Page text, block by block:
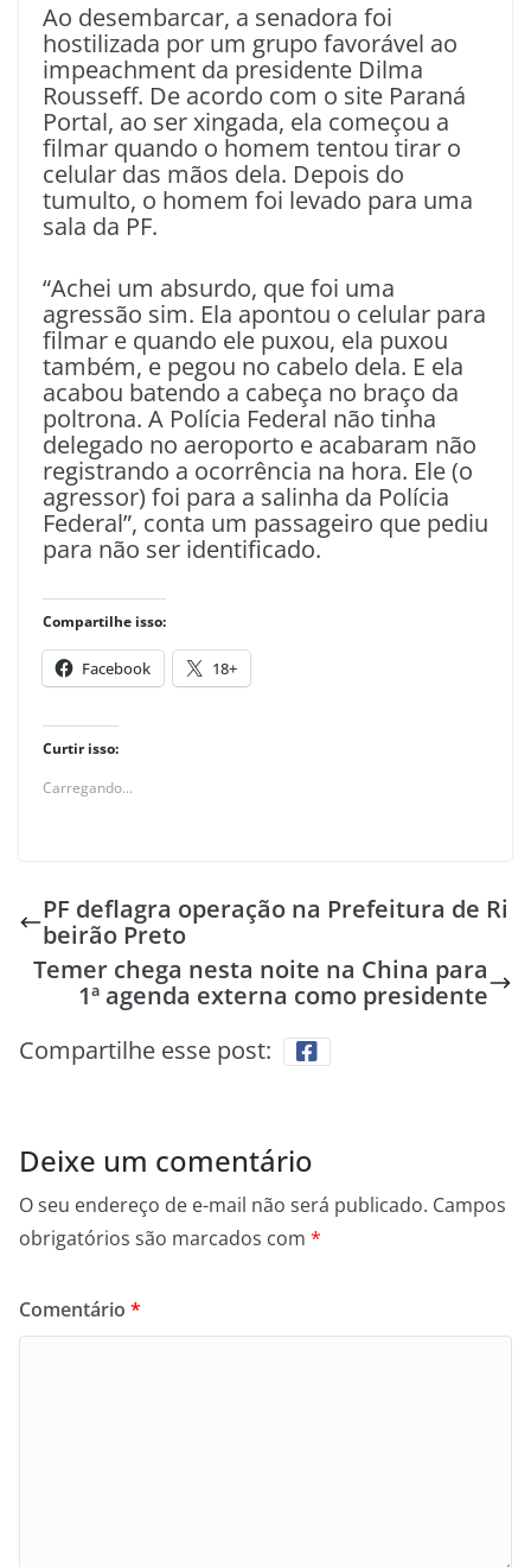
Ao desembarcar, a senadora foi
hostilizada por um grupo favorável ao
impeachment da presidente Dilma
Rousseff. De acordo com o site Paraná
Portal, ao ser xingada, ela começou a
filmar quando o homem tentou tirar o
celular das mãos dela. Depois do
tumulto, o homem foi levado para uma
sala da PF.
“Achei um absurdo, que foi uma
agressão sim. Ela apontou o celular para
filmar e quando ele puxou, ela puxou
também, e pegou no cabelo dela. E ela
acabou batendo a cabeça no braço da
poltrona. A Polícia Federal não tinha
delegado no aeroporto e acabaram não
registrando a ocorrência na hora. Ele (o
agressor) foi para a salinha da Polícia
Federal”, conta um passageiro que pediu
para não ser identificado.
Compartilhe isso:
Facebook 18+
Curtir isso:
Carregando...
PF deflagra operação na Prefeitura de Ri
beirão Preto
Temer chega nesta noite na China para
1ª agenda externa como presidente
Compartilhe esse post:
Deixe um comentário
O seu endereço de e-mail não será publicado. Campos
obrigatórios são marcados com *
Comentário *